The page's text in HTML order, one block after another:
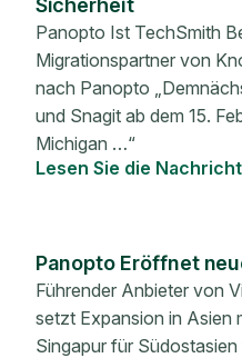
Panopto Ist TechSmith
Migrationspartner von
nach Panopto
und Snagit ab dem 15.
Michigan …“
Lesen Sie die
Panopto Eröffnet
Führender Anbieter von
setzt Expansion in Asien
Singapur für